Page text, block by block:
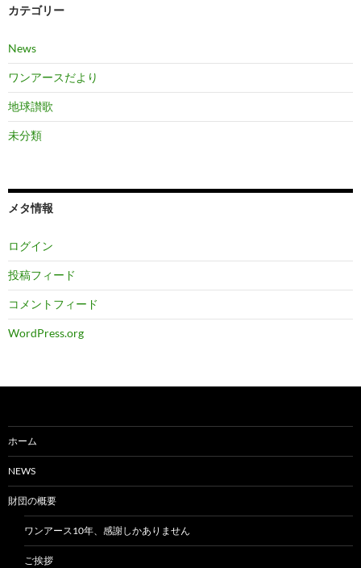
カテゴリー
News
ワンアースだより
地球讃歌
未分類
メタ情報
ログイン
投稿フィード
コメントフィード
WordPress.org
ホーム
NEWS
財団の概要
ワンアース10年、感謝しかありません
ご挨拶